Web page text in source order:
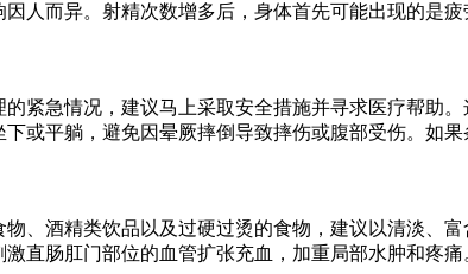
人而异。射精次数增多后，身体首先可能出现的是
紧急情况，建议马上采取安全措施并寻求医疗帮助
或平躺，避免因晕厥摔倒导致摔伤或腹部受伤。如
、酒精类饮品以及过硬过烫的食物，建议以清淡、
直肠肛门部位的血管扩张充血，加重局部水肿和疼